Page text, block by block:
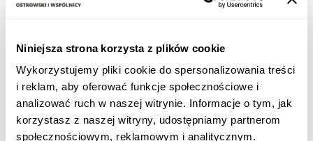
Niniejsza strona korzysta z plików cookie
Wykorzystujemy pliki cookie do spersonalizowania treści
i reklam, aby oferować funkcje społecznościowe i
analizować ruch w naszej witrynie. Informacje o tym, jak
korzystasz z naszej witryny, udostępniamy partnerom
społecznościowym, reklamowym i analitycznym.
Prawo podatkowe